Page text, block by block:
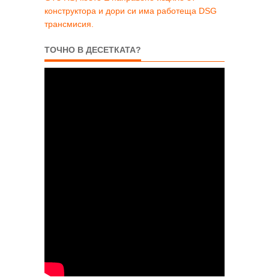
конструктора и дори си има работеща DSG
трансмисия.
ТОЧНО В ДЕСЕТКАТА?